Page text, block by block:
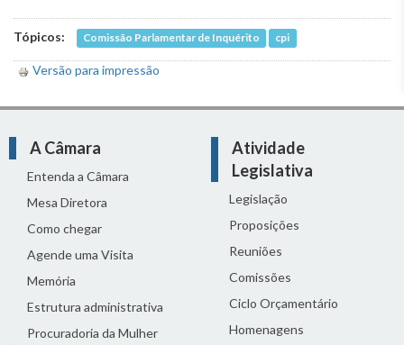
Tópicos: Comissão Parlamentar de Inquérito cpi
Versão para impressão
A Câmara
Entenda a Câmara
Mesa Diretora
Como chegar
Agende uma Visita
Memória
Estrutura administrativa
Procuradoria da Mulher
Atividade
Legislativa
Legislação
Proposições
Reuniões
Comissões
Ciclo Orçamentário
Homenagens